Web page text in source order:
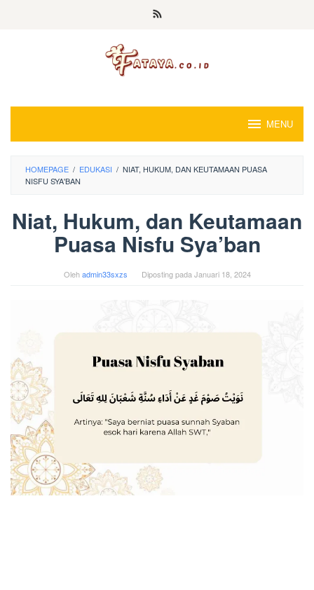
MENU
HOMEPAGE / EDUKASI / NIAT, HUKUM, DAN KEUTAMAAN PUASA
NISFU SYA'BAN
Niat, Hukum, dan Keutamaan
Puasa Nisfu Sya’ban
Olehadmin33sxzs Diposting pada Januari 18, 2024